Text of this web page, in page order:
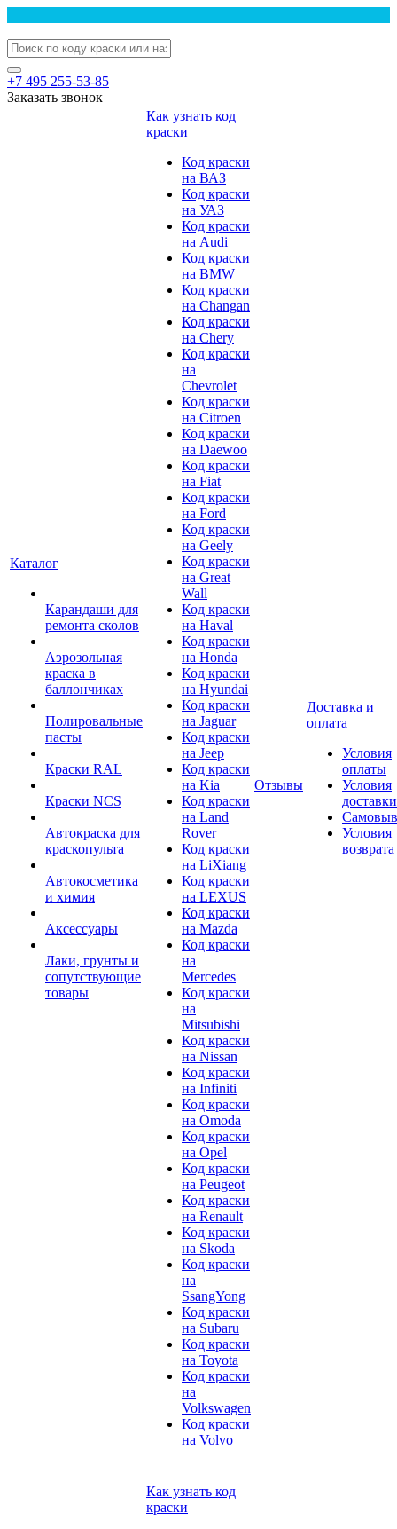
+7 495 255-53-85
Заказать звонок
Каталог
Карандаши для
ремонта сколов
Аэрозольная
краска в
баллончиках
Полировальные
пасты
Краски RAL
Краски NCS
Автокраска для
краскопульта
Автокосметика
и химия
Аксессуары
Лаки, грунты и
сопутствующие
товары
Как узнать код
краски
Код краски
на ВАЗ
Код краски
на УАЗ
Код краски
на Audi
Код краски
на BMW
Код краски
на Changan
Код краски
на Chery
Код краски
на
Chevrolet
Код краски
на Citroen
Код краски
на Daewoo
Код краски
на Fiat
Код краски
на Ford
Код краски
на Geely
Код краски
на Great
Wall
Код краски
на Haval
Код краски
на Honda
Код краски
на Hyundai
Код краски
на Jaguar
Код краски
на Jeep
Код краски
на Kia
Код краски
на Land
Rover
Код краски
на LiXiang
Код краски
на LEXUS
Код краски
на Mazda
Код краски
на
Mercedes
Код краски
на
Mitsubishi
Код краски
на Nissan
Код краски
на Infiniti
Код краски
на Omoda
Код краски
на Opel
Код краски
на Peugeot
Код краски
на Renault
Код краски
на Skoda
Код краски
на
SsangYong
Код краски
на Subaru
Код краски
на Toyota
Код краски
на
Volkswagen
Код краски
на Volvo
Отзывы
Доставка и
оплата
Условия
оплаты
Условия
доставки
Условия
возврата
Как узнать код
краски